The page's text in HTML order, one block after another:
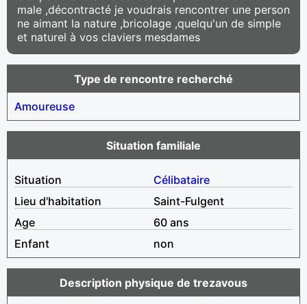
male ,décontracté je voudrais rencontrer une person
ne aimant la nature ,bricolage ,quelqu'un de simple
et naturel à vos claviers mesdames
Type de rencontre recherché
Amoureuse
Situation familiale
Situation
Célibataire
Lieu d'habitation
Saint-Fulgent
Age
60 ans
Enfant
non
Description physique de trezavous